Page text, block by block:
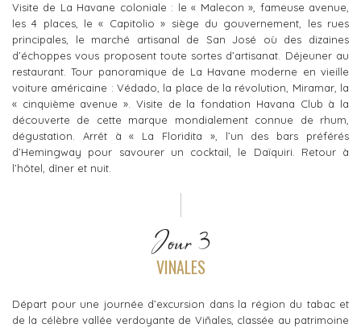
Visite de La Havane coloniale : le « Malecon », fameuse avenue,
les 4 places, le « Capitolio » siège du gouvernement, les rues
principales, le marché artisanal de San José où des dizaines
d’échoppes vous proposent toute sortes d’artisanat. Déjeuner au
restaurant. Tour panoramique de La Havane moderne en vieille
voiture américaine : Védado, la place de la révolution, Miramar, la
« cinquième avenue ». Visite de la fondation Havana Club à la
découverte de cette marque mondialement connue de rhum,
dégustation. Arrêt à « La Floridita », l’un des bars préférés
d’Hemingway pour savourer un cocktail, le Daïquiri. Retour à
l’hôtel, dîner et nuit.
Jour 3
VINALES
Départ pour une journée d’excursion dans la région du tabac et
de la célèbre vallée verdoyante de Viñales, classée au patrimoine